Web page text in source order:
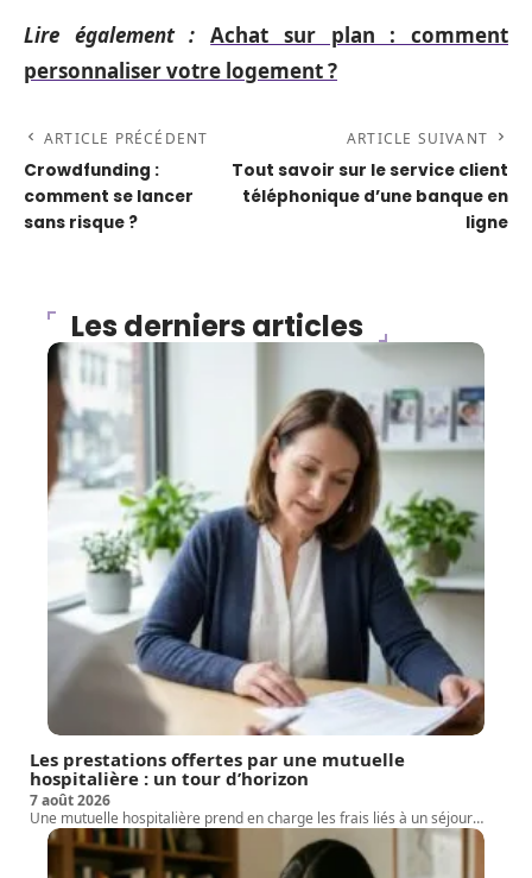
Lire également : Achat sur plan : comment
personnaliser votre logement ?
ARTICLE PRÉCÉDENT
Crowdfunding :
comment se lancer
sans risque ?
ARTICLE SUIVANT
Tout savoir sur le service client
téléphonique d’une banque en
ligne
Les derniers articles
Les prestations offertes par une mutuelle
hospitalière : un tour d’horizon
7 août 2026
Une mutuelle hospitalière prend en charge les frais liés à un séjour…